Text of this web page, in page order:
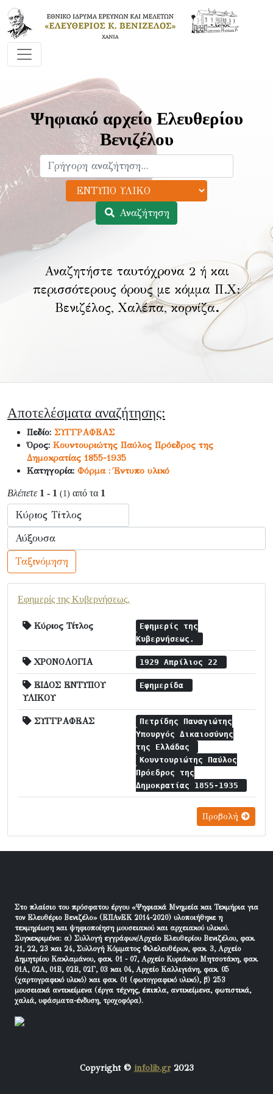
Ψηφιακό αρχείο Ελευθερίου
Βενιζέλου
Αναζήτηση
Αναζητήστε ταυτόχρονα 2 ή και
περισσότερους όρους με κόμμα Π.Χ:
Βενιζέλος, Χαλέπα, κορνίζα.
Αποτελέσματα αναζήτησης:
Πεδίο: ΣΥΓΓΡΑΦΕΑΣ
Όρος: Κουντουριώτης Παύλος Πρόεδρος της
Δημοκρατίας 1855-1935
Κατηγορία: Φόρμα : Έντυπο υλικό
Βλέπετε 1 - 1 (1) από τα 1
Ταξινόμηση
Εφημερίς της Κυβερνήσεως.
Κύριος Τίτλος
Εφημερίς της
Κυβερνήσεως.
ΧΡΟΝΟΛΟΓΙΑ 1929 Απρίλιος 22
ΕΙΔΟΣ ΕΝΤΥΠΟΥ
ΥΛΙΚΟΥ
Εφημερίδα
ΣΥΓΓΡΑΦΕΑΣ
Πετρίδης Παναγιώτης
Υπουργός Δικαιοσύνης
της Ελλάδας
Κουντουριώτης Παύλος
Πρόεδρος της
Δημοκρατίας 1855-1935
Προβολή
Στο πλαίσιο του πρόσφατου έργου «Ψηφιακά Μνημεία και Τεκμήρια για
τον Ελευθέριο Βενιζέλο» (ΕΠΑνΕΚ 2014-2020) υλοποιήθηκε η
τεκμηρίωση και ψηφιοποίηση μουσειακού και αρχειακού υλικού.
Συγκεκριμένα: α) Συλλογή εγγράφων/Αρχείο Ελευθερίου Βενιζέλου, φακ.
21, 22, 23 και 24, Συλλογή Κόμματος Φιλελευθέρων, φακ. 3, Αρχείο
Δημητρίου Κακλαμάνου, φακ. 01 - 07, Αρχείο Κυριάκου Μητσοτάκη, φακ.
01Α, 02Α, 01Β, 02Β, 02Γ, 03 και 04, Αρχείο Καλλιγιάνη, φακ. 05
(χαρτογραφικό υλικό) και φακ. 01 (φωτογραφικό υλικό), β) 253
μουσειακά αντικείμενα (έργα τέχνης, έπιπλα, αντικείμενα, φωτιστικά,
χαλιά, υφάσματα-ένδυση, τροχοφόρα).
Copyright © infolib.gr2023